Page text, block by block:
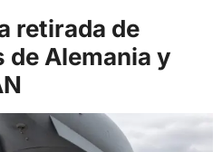
retirada de
Alemania y